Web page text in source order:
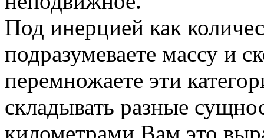
Под инерцией как
подразумеваете массу и
перемножаете эти
складывать разные